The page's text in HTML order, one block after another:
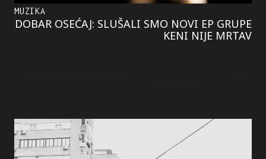
MUZIKA
DOBAR OSEĆAJ: SLUŠALI SMO NOVI EP GRUPE
KENI NIJE MRTAV